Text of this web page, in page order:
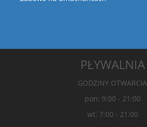
PŁYWALNIA
GODZINY OTWARCIA
pon: 9:00 - 21:00
wt: 7:00 - 21:00